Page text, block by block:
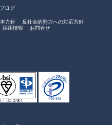
ブログ
方針
反社会的勢力への対応方針
採用情報 お問合せ